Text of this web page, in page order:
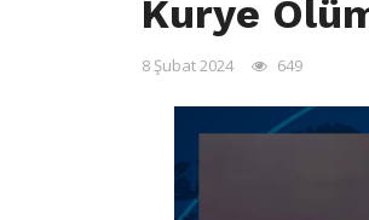
Kurye
8 Şubat 2024 649